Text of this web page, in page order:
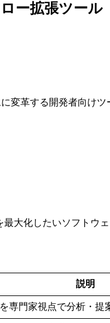
ー拡張ツール
革する開発者向けツ
大化したいソフトウ
説明
専門家視点で分析・提